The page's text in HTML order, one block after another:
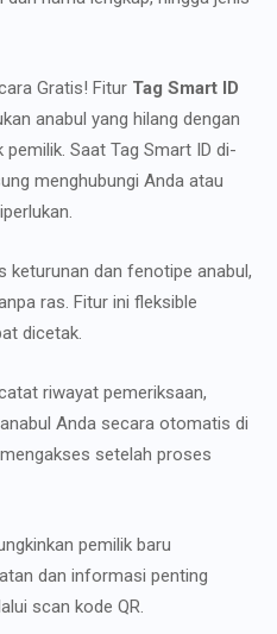
Gratis! Fitur Tag Smart ID
anabul yang hilang dengan
Saat Tag Smart ID di-
menghubungi Anda atau
keturunan dan fenotipe anabul,
ras. Fitur ini fleksible
dicetak.
riwayat pemeriksaan,
Anda secara otomatis di
setelah proses
pemilik baru
dan informasi penting
scan kode QR.